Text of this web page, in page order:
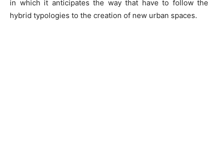
in which it anticipates the way that have to follow the
hybrid typologies to the creation of new urban spaces.